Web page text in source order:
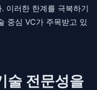
이러한 한계를 극복하기
중심 VC가 주목받고 있
술 전문성을